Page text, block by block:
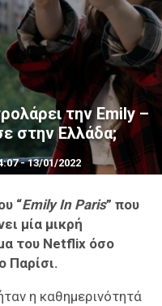
την Emily –
στην Ελλάδα;
- 13/01/2022
“Emily In Paris” που
μία μικρή
του Netflix όσο
Παρίσι.
η καθημερινότητά